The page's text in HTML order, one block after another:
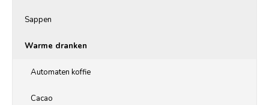
Sappen
Warme dranken
Automaten koffie
Cacao